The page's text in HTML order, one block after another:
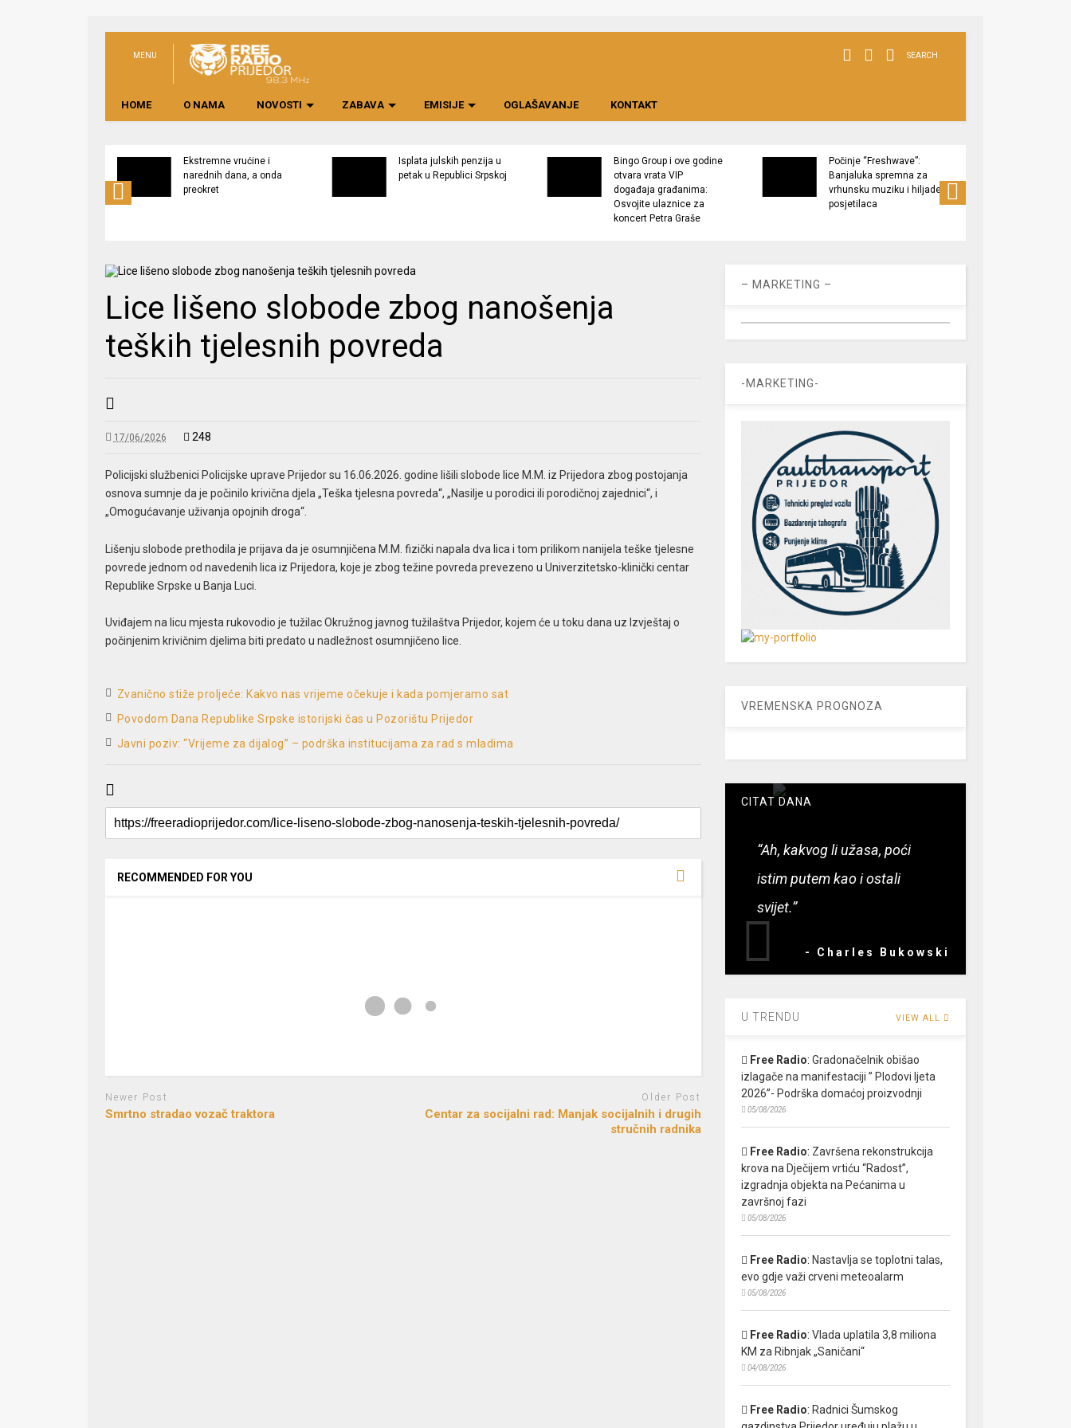
MENU SEARCH
HOME O NAMA NOVOSTI ZABAVA EMISIJE OGLAŠAVANJE KONTAKT
Ekstremne vrućine i
narednih dana, a onda
preokret
Isplata julskih penzija u
petak u Republici Srpskoj
Bingo Group i ove godine
otvara vrata VIP
događaja građanima:
Osvojite ulaznice za
koncert Petra Graše
Počinje “Freshwave”:
Banjaluka spremna za
vrhunsku muziku i hiljade
posjetilaca
Lice lišeno slobode zbog nanošenja
teških tjelesnih povreda
17/06/2026 248
Policijski službenici Policijske uprave Prijedor su 16.06.2026. godine lišili slobode lice M.M. iz Prijedora zbog postojanja
osnova sumnje da je počinilo krivična djela „Teška tjelesna povreda“, „Nasilje u porodici ili porodičnoj zajednici“, i
„Omogućavanje uživanja opojnih droga“.
Lišenju slobode prethodila je prijava da je osumnjičena M.M. fizički napala dva lica i tom prilikom nanijela teške tjelesne
povrede jednom od navedenih lica iz Prijedora, koje je zbog težine povreda prevezeno u Univerzitetsko-klinički centar
Republike Srpske u Banja Luci.
Uviđajem na licu mjesta rukovodio je tužilac Okružnog javnog tužilaštva Prijedor, kojem će u toku dana uz Izvještaj o
počinjenim krivičnim djelima biti predato u nadležnost osumnjičeno lice.
Zvanično stiže proljeće: Kakvo nas vrijeme očekuje i kada pomjeramo sat
Povodom Dana Republike Srpske istorijski čas u Pozorištu Prijedor
Javni poziv: “Vrijeme za dijalog” – podrška institucijama za rad s mladima
RECOMMENDED FOR YOU
Newer Post
Smrtno stradao vozač traktora
Older Post
Centar za socijalni rad: Manjak socijalnih i drugih
stručnih radnika
– MARKETING –
-MARKETING-
VREMENSKA PROGNOZA
CITAT DANA
“Ah, kakvog li užasa, poći
istim putem kao i ostali
svijet.”
- Charles Bukowski
U TRENDU VIEW ALL
Free Radio: Gradonačelnik obišao
izlagače na manifestaciji ” Plodovi ljeta
2026”- Podrška domaćoj proizvodnji
05/08/2026
Free Radio: Završena rekonstrukcija
krova na Dječijem vrtiću “Radost”,
izgradnja objekta na Pećanima u
završnoj fazi
05/08/2026
Free Radio: Nastavlja se toplotni talas,
evo gdje važi crveni meteoalarm
05/08/2026
Free Radio: Vlada uplatila 3,8 miliona
KM za Ribnjak „Saničani“
04/08/2026
Free Radio: Radnici Šumskog